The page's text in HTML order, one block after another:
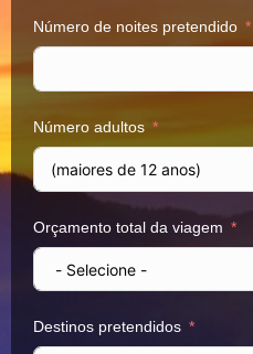
Número de noites pretendido
Número adultos
Orçamento total da viagem
Destinos pretendidos